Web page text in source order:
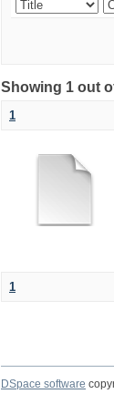
Showing 1 out
1
1
DSpace software